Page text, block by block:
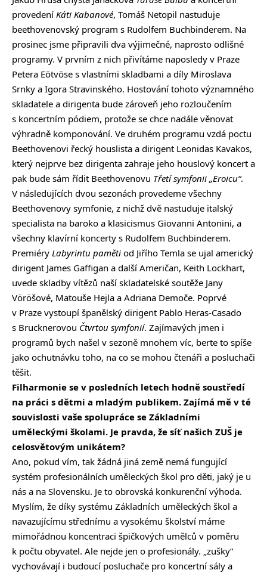
provedení Káti Kabanové, Tomáš Netopil nastuduje
beethovenovský program s Rudolfem Buchbinderem. Na
prosinec jsme připravili dva výjimečné, naprosto odlišné
programy. V prvním z nich přivítáme naposledy v Praze
Petera Eötvöse s vlastními skladbami a díly Miroslava
Srnky a Igora Stravinského. Hostování tohoto významného
skladatele a dirigenta bude zároveň jeho rozloučením
s koncertním pódiem, protože se chce nadále věnovat
výhradně komponování. Ve druhém programu vzdá poctu
Beethovenovi řecký houslista a dirigent Leonidas Kavakos,
který nejprve bez dirigenta zahraje jeho houslový koncert a
pak bude sám řídit Beethovenovu Třetí symfonii „Eroicu“.
V následujících dvou sezonách provedeme všechny
Beethovenovy symfonie, z nichž dvě nastuduje italský
specialista na baroko a klasicismus Giovanni Antonini, a
všechny klavírní koncerty s Rudolfem Buchbinderem.
Premiéry Labyrintu paměti od Jiřího Temla se ujal americký
dirigent James Gaffigan a další Američan, Keith Lockhart,
uvede skladby vítězů naší skladatelské soutěže Jany
Vöröšové, Matouše Hejla a Adriana Demoče. Poprvé
v Praze vystoupí španělský dirigent Pablo Heras-Casado
s Brucknerovou Čtvrtou symfonií. Zajímavých jmen i
programů bych našel v sezoně mnohem víc, berte to spíše
jako ochutnávku toho, na co se mohou čtenáři a posluchači
těšit.
Filharmonie se v posledních letech hodně soustředí
na práci s dětmi a mladým publikem. Zajímá mě v té
souvislosti vaše spolupráce se Základními
uměleckými školami. Je pravda, že síť našich ZUŠ je
celosvětovým unikátem?
Ano, pokud vím, tak žádná jiná země nemá fungující
systém profesionálních uměleckých škol pro děti, jaký je u
nás a na Slovensku. Je to obrovská konkurenční výhoda.
Myslím, že díky systému Základních uměleckých škol a
navazujícímu střednímu a vysokému školství máme
mimořádnou koncentraci špičkových umělců v poměru
k počtu obyvatel. Ale nejde jen o profesionály. „zušky“
vychovávají i budoucí posluchače pro koncertní sály a